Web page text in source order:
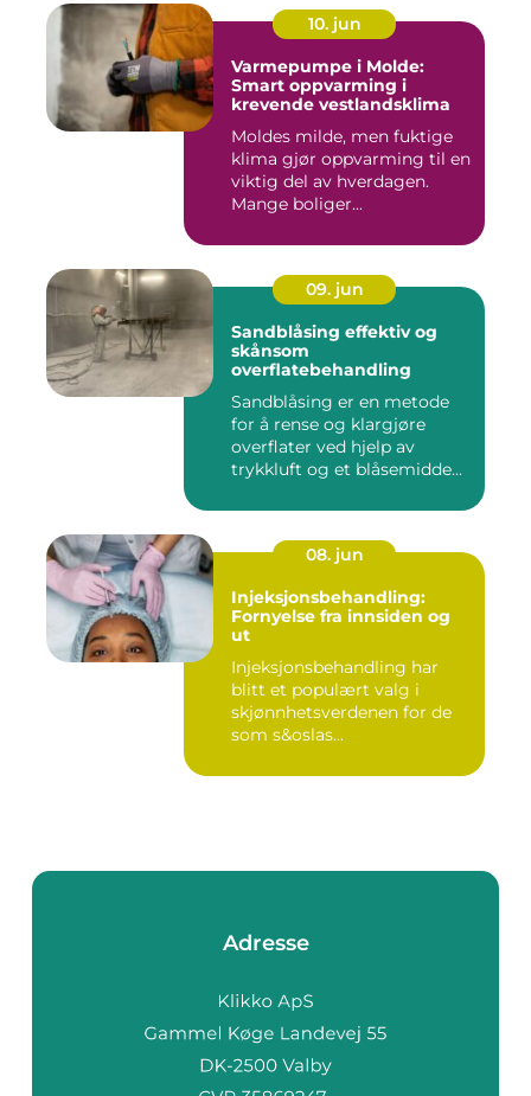
10. jun
Varmepumpe i Molde:
Smart oppvarming i
krevende vestlandsklima
Moldes milde, men fuktige
klima gjør oppvarming til en
viktig del av hverdagen.
Mange boliger...
09. jun
Sandblåsing effektiv og
skånsom
overflatebehandling
Sandblåsing er en metode
for å rense og klargjøre
overflater ved hjelp av
trykkluft og et blåsemidde...
08. jun
Injeksjonsbehandling:
Fornyelse fra innsiden og
ut
Injeksjonsbehandling har
blitt et populært valg i
skjønnhetsverdenen for de
som s&oslas...
Adresse